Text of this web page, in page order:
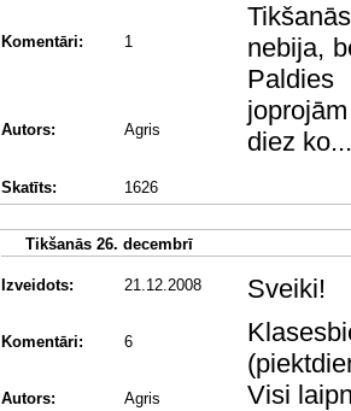
nebija,
Paldies
diez ko...
Komentāri: 1
Autors: Agris
Skatīts: 1626
Tikšanās 26. decembrī
Izveidots: 21.12.2008
Sveiki!
Visi
Komentāri: 6
Autors: Agris